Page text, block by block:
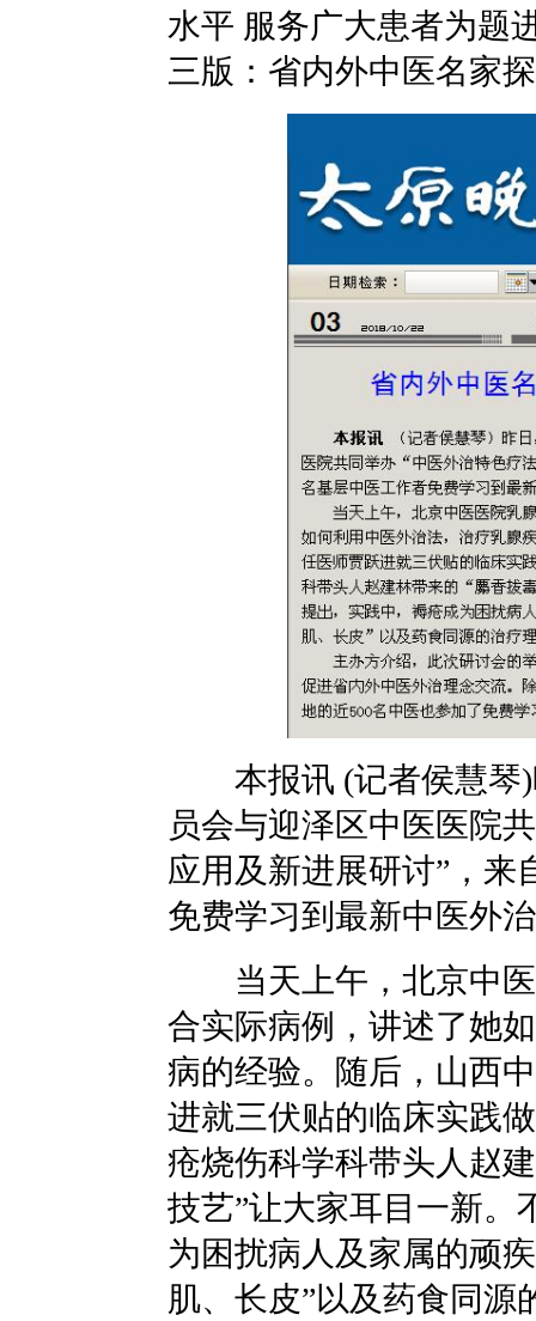
水平 服务广大患者为题
三版：省内外中医名家
本报讯 (记者侯慧琴)
员会与迎泽区中医医院
应用及新进展研讨”，来
免费学习到最新中医外
当天上午，北京中医
合实际病例，讲述了她
病的经验。随后，山西
进就三伏贴的临床实践
疮烧伤科学科带头人赵
技艺”让大家耳目一新。
为困扰病人及家属的顽
肌、长皮”以及药食同